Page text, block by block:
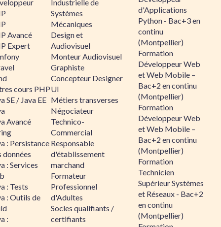
Avancé
Expert
cours PHP
SE / Java EE
Avancé
: Persistance
données
: Services
: Tests
: Outils de
:
Industrielle de
Systèmes
Mécaniques
Design et
Audiovisuel
Monteur Audiovisuel
Graphiste
Concepteur Designer
UI
Métiers transverses
Négociateur
Technico-
Commercial
Responsable
d'établissement
marchand
Formateur
Professionnel
d'Adultes
Socles qualifiants /
certifiants
d'Applications
Python - Bac+3 en
continu
(Montpellier)
Formation
Développeur Web
et Web Mobile –
Bac+2 en continu
(Montpellier)
Formation
Développeur Web
et Web Mobile –
Bac+2 en continu
(Montpellier)
Formation
Technicien
Supérieur Systèmes
et Réseaux - Bac+2
en continu
(Montpellier)